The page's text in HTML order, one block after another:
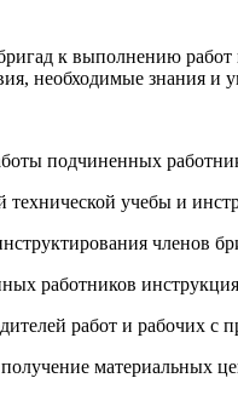
к выполнению
необходимые знания и
подчиненных
технической учебы и
членов
работников
работ и рабочих с
материальных